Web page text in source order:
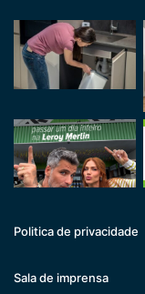
Politica de privacidade
Sala de imprensa